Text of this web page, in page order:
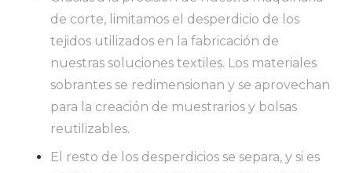
de corte, limitamos el desperdicio de los
tejidos utilizados en la fabricación de
nuestras soluciones textiles. Los materiales
sobrantes se redimensionan y se aprovechan
para la creación de muestrarios y bolsas
reutilizables.
El resto de los desperdicios se separa, y si es